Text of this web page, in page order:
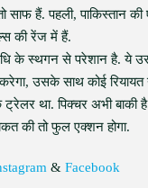
साफ हैं. पहली, पाकिस्तान
की रेंज में हैं.
के स्थगन से परेशान है. ये
उसके साथ कोई रियायत
था. पिक्चर अभी बाकी
की तो फुल एक्शन होगा.
& Facebook